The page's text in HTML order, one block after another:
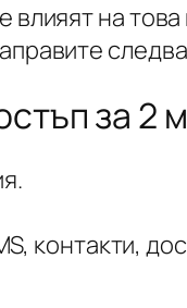
на
за 2
контакти,